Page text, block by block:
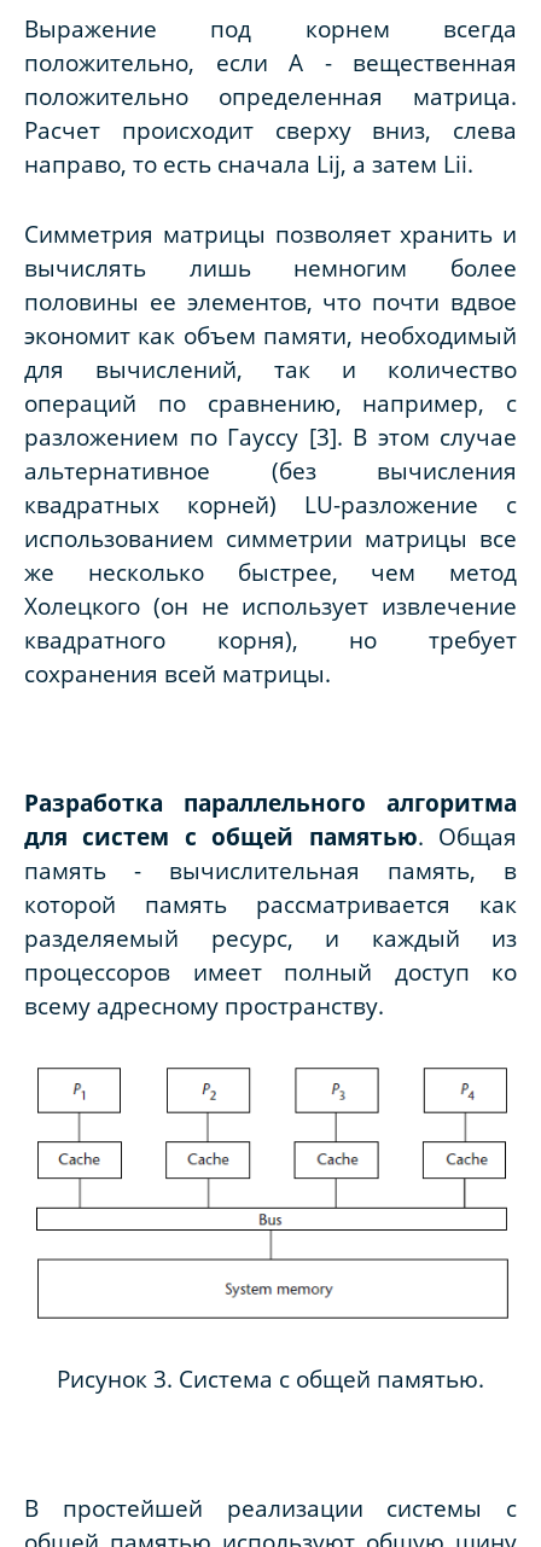
Выражение под корнем всегда
положительно, если A - вещественная
положительно определенная матрица.
Расчет происходит сверху вниз, слева
направо, то есть сначала Lij, а затем Lii.
Симметрия матрицы позволяет хранить и
вычислять лишь немногим более
половины ее элементов, что почти вдвое
экономит как объем памяти, необходимый
для вычислений, так и количество
операций по сравнению, например, с
разложением по Гауссу [3]. В этом случае
альтернативное (без вычисления
квадратных корней) LU-разложение с
использованием симметрии матрицы все
же несколько быстрее, чем метод
Холецкого (он не использует извлечение
квадратного корня), но требует
сохранения всей матрицы.
Разработка параллельного алгоритма
для систем с общей памятью. Общая
память - вычислительная память, в
которой память рассматривается как
разделяемый ресурс, и каждый из
процессоров имеет полный доступ ко
всему адресному пространству.
Рисунок 3. Система с общей памятью.
В простейшей реализации системы с